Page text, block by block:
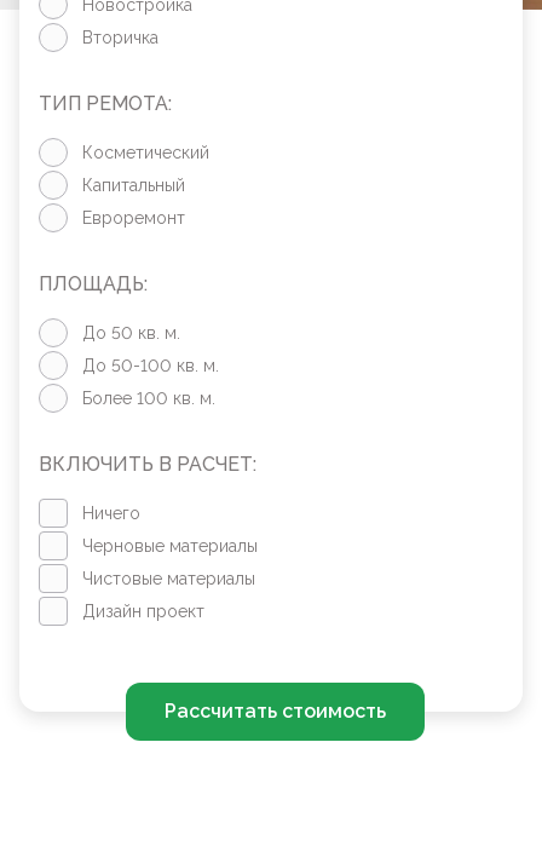
Новостройка
Вторичка
ТИП РЕМОТА:
Косметический
Капитальный
Евроремонт
ПЛОЩАДЬ:
До 50 кв. м.
До 50-100 кв. м.
Более 100 кв. м.
ВКЛЮЧИТЬ В РАСЧЕТ:
Ничего
Черновые материалы
Чистовые материалы
Дизайн проект
Рассчитать стоимость